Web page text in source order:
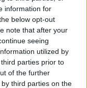
information for
below opt-out
note that after your
seeing
utilized by
parties prior to
of the further
third parties on the
φορές πάνω, από
περιπτώσεις